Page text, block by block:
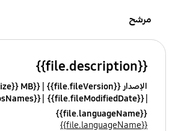
مرشح
{{file.description}}
الإصدار {{file.fileVersion}}
{{file.fileSize}} MB
{{file.fileModifiedDate}}
{{file.osNames}}
{{file.languageName}}
{{file.languageName}}